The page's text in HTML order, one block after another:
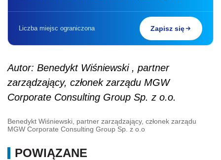
Liczba miejsc ograniczona Zapisz się
Autor: Benedykt Wiśniewski , partner
zarządzający, członek zarządu MGW
Corporate Consulting Group Sp. z o.o.
Benedykt Wiśniewski, partner zarządzający, członek zarządu
MGW Corporate Consulting Group Sp. z o.o
POWIĄZANE